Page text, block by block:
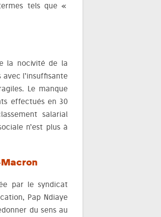
tels que «
la nocivité de la
l’insuffisante
Le manque
effectués en 30
salarial
n’est plus à
Macron
par le syndicat
Pap Ndiaye
du sens au